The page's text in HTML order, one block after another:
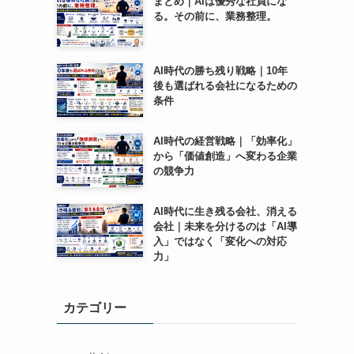
る。その前に、業務整理。
AI時代の勝ち残り戦略｜10年
後も選ばれる会社になるための
条件
AI時代の経営戦略｜「効率化」
から「価値創造」へ変わる企業
の競争力
AI時代に生き残る会社、消える
会社｜未来を分けるのは「AI導
入」ではなく「変化への対応
力」
カテゴリー